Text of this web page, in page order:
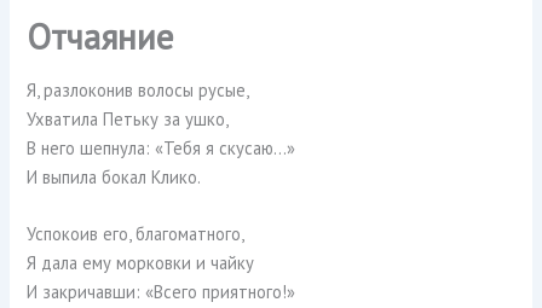
Отчаяние
Я, разлоконив волосы русые,
Ухватила Петьку за ушко,
В него шепнула: «Тебя я скусаю…»
И выпила бокал Клико.
Успокоив его, благоматного,
Я дала ему морковки и чайку
И закричавши: «Всего приятного!»